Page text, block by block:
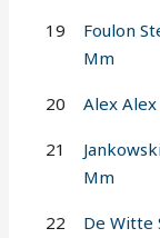
19
Foulon
Mm
20 Alex Alex
21
Mm
22
De Witte